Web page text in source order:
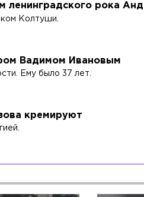
ленинградского рока
Колтуши.
Вадимом Ивановым
Ему было 37 лет.
кремируют